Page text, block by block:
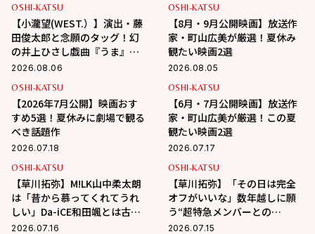
OSHI-KATSU
【小瀧望(WEST.）】演出・藤
田俊太郎と念願のタッグ！幻
の井上ひさし戯曲『うま』で
演じる“爽快な悪人”の魅力と
2026.08.06
OSHI-KATSU
【8月・9月公開映画】放送作
家・町山広美が厳選！夏休み
観たい映画2選
2026.08.05
OSHI-KATSU
【2026年7月公開】映画おす
すめ5選！夏休みに劇場で観る
べき話題作
2026.07.18
OSHI-KATSU
【6月・7月公開映画】放送作
家・町山広美が厳選！この夏
観たい映画2選
2026.07.17
OSHI-KATSU
【草川拓弥】M!LK山中柔太朗
は「昔から慕ってくれてうれ
しい」Da-iCE和田颯とは古着
屋へ！華麗な交友関係に迫る
2026.07.16
OSHI-KATSU
【草川拓弥】「その日は完全
オフがいいな」数年越しに願
う“超特急メンバーとの
BBQ”！最近熱中している趣味
2026.07.15